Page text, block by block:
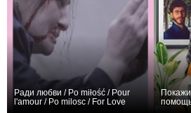
Ради любви / Po miłość / Pour
l'amour / Po milosc / For Love